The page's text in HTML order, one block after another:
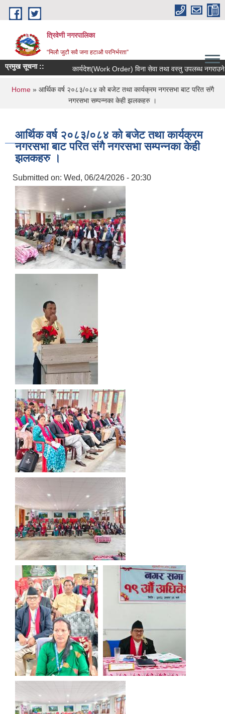
Skip to main content
त्रिवेणी नगरपालिका
“मिलौ जुटौ सवै जना हटाऔ परनिर्भरता”
प्रमुख सूचना :: कार्यदेश(Work Order) विना सेवा तथा वस्तु उपलब्ध नगराउने
You are here
Home» आर्थिक वर्ष २०८३/०८४ को बजेट तथा कार्यक्रम नगरसभा बाट परित संगै
नगरसभा सम्पन्नका केही झलकहरु ।
आर्थिक वर्ष २०८३/०८४ को बजेट तथा कार्यक्रम
नगरसभा बाट परित संगै नगरसभा सम्पन्नका केही
झलकहरु ।
Submitted on: Wed, 06/24/2026 - 20:30